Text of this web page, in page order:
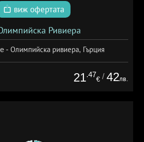
виж офертата
Ривиера
- Олимпийска ривиера, Гърция
21.47
€ / 42лв.